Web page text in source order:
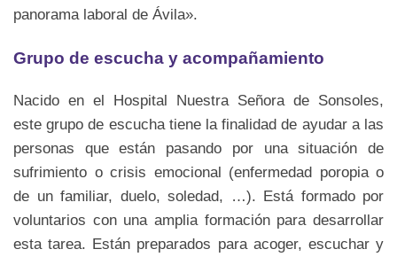
panorama laboral de Ávila».
Grupo de escucha y acompañamiento
Nacido en el Hospital Nuestra Señora de Sonsoles,
este grupo de escucha tiene la finalidad de ayudar a las
personas que están pasando por una situación de
sufrimiento o crisis emocional (enfermedad poropia o
de un familiar, duelo, soledad, …). Está formado por
voluntarios con una amplia formación para desarrollar
esta tarea. Están preparados para acoger, escuchar y